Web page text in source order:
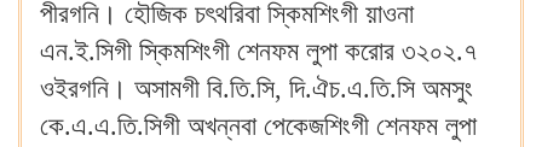
পীরগনি। হৌজিক চৎথরিবা স্কিমশিংগী য়াওনা
এন.ই.সিগী স্কিমশিংগী শেনফম লুপা করোর ৩২০২.৭
ওইরগনি। অসামগী বি.তি.সি, দি.ঐচ.এ.তি.সি অমসুং
কে.এ.এ.তি.সিগী অখন্নবা পেকেজশিংগী শেনফম লুপা